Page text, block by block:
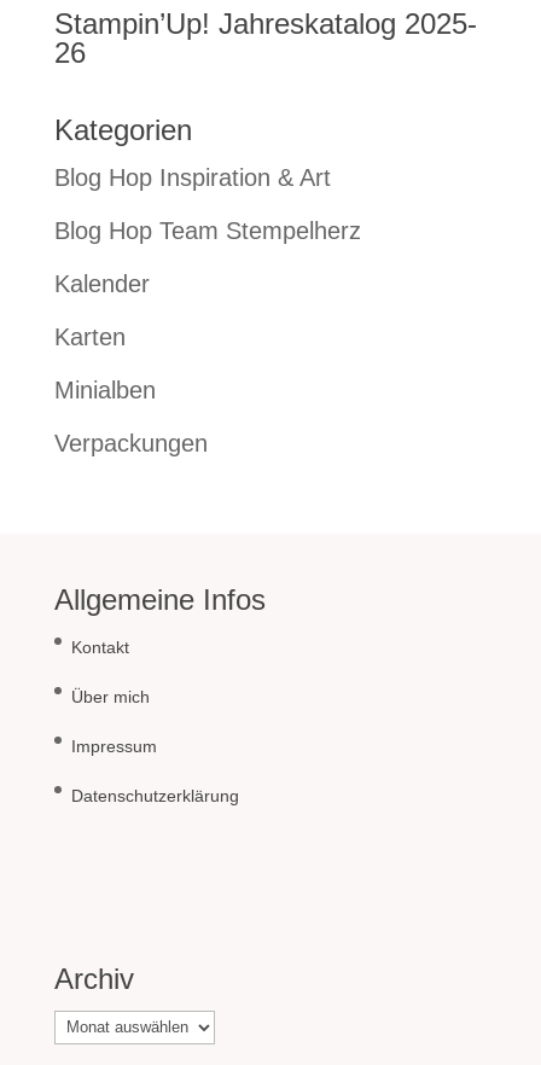
Stampin’Up! Jahreskatalog 2025-
26
Kategorien
Blog Hop Inspiration & Art
Blog Hop Team Stempelherz
Kalender
Karten
Minialben
Verpackungen
Allgemeine Infos
Kontakt
Über mich
Impressum
Datenschutzerklärung
Archiv
Archiv